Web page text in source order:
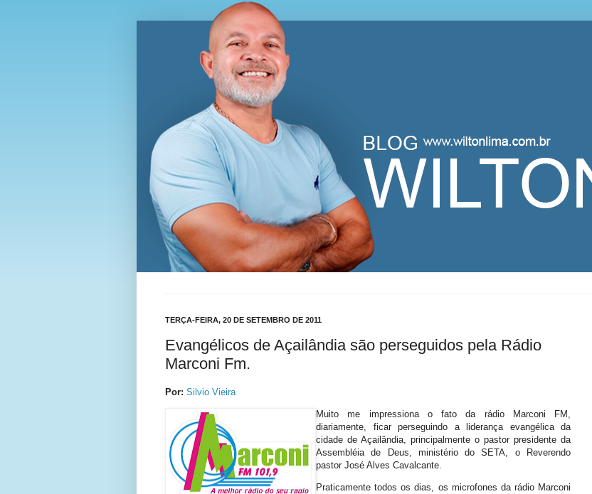
Blog Wilton Lima
TERÇA-FEIRA, 20 DE SETEMBRO DE 2011
Evangélicos de Açailândia são perseguidos pela Rádio
Marconi Fm.
Por: Silvio Vieira
Muito me impressiona o fato da rádio Marconi FM,
diariamente, ficar perseguindo a liderança evangélica da
cidade de Açailândia, principalmente o pastor presidente da
Assembléia de Deus, ministério do SETA, o Reverendo
pastor José Alves Cavalcante.
Praticamente todos os dias, os microfones da rádio Marconi